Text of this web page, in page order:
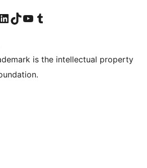
на Facebook
наш Instagram
Посетите нашу страницу в LinkedIn
Посетите нашу учётную запись в TikTok
Посетите наш канал YouTube
Посетите нашу учётную запись в Tumblr
is the intellectual property